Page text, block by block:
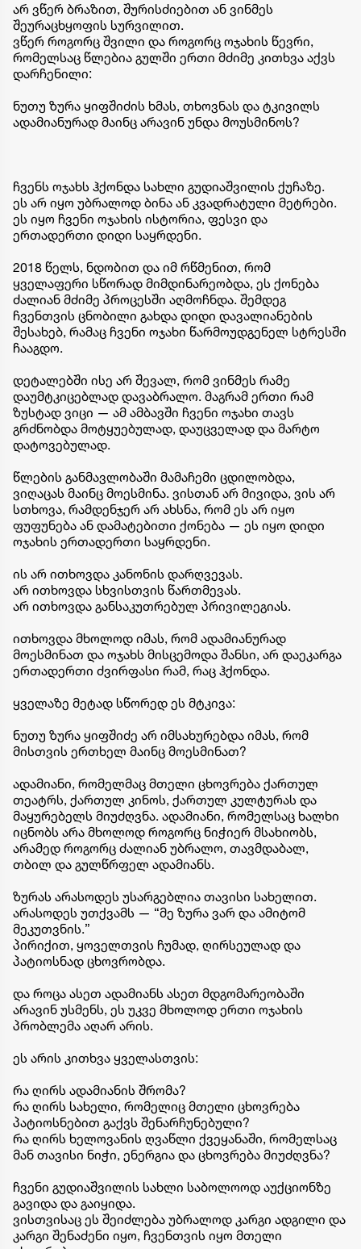
არ ვწერ ბრაზით, შურისძიებით ან ვინმეს
შეურაცხყოფის სურვილით.
ვწერ როგორც შვილი და როგორც ოჯახის წევრი,
რომელსაც წლებია გულში ერთი მძიმე კითხვა აქვს
დარჩენილი:
ნუთუ ზურა ყიფშიძის ხმას, თხოვნას და ტკივილს
ადამიანურად მაინც არავინ უნდა მოუსმინოს?
ჩვენს ოჯახს ჰქონდა სახლი გუდიაშვილის ქუჩაზე.
ეს არ იყო უბრალოდ ბინა ან კვადრატული მეტრები.
ეს იყო ჩვენი ოჯახის ისტორია, ფესვი და
ერთადერთი დიდი საყრდენი.
2018 წელს, ნდობით და იმ რწმენით, რომ
ყველაფერი სწორად მიმდინარეობდა, ეს ქონება
ძალიან მძიმე პროცესში აღმოჩნდა. შემდეგ
ჩვენთვის ცნობილი გახდა დიდი დავალიანების
შესახებ, რამაც ჩვენი ოჯახი წარმოუდგენელ სტრესში
ჩააგდო.
დეტალებში ისე არ შევალ, რომ ვინმეს რამე
დაუმტკიცებლად დავაბრალო. მაგრამ ერთი რამ
ზუსტად ვიცი — ამ ამბავში ჩვენი ოჯახი თავს
გრძნობდა მოტყუებულად, დაუცველად და მარტო
დატოვებულად.
წლების განმავლობაში მამაჩემი ცდილობდა,
ვიღაცას მაინც მოესმინა. ვისთან არ მივიდა, ვის არ
სთხოვა, რამდენჯერ არ ახსნა, რომ ეს არ იყო
ფუფუნება ან დამატებითი ქონება — ეს იყო დიდი
ოჯახის ერთადერთი საყრდენი.
ის არ ითხოვდა კანონის დარღვევას.
არ ითხოვდა სხვისთვის წართმევას.
არ ითხოვდა განსაკუთრებულ პრივილეგიას.
ითხოვდა მხოლოდ იმას, რომ ადამიანურად
მოესმინათ და ოჯახს მისცემოდა შანსი, არ დაეკარგა
ერთადერთი ძვირფასი რამ, რაც ჰქონდა.
ყველაზე მეტად სწორედ ეს მტკივა:
ნუთუ ზურა ყიფშიძე არ იმსახურებდა იმას, რომ
მისთვის ერთხელ მაინც მოესმინათ?
ადამიანი, რომელმაც მთელი ცხოვრება ქართულ
თეატრს, ქართულ კინოს, ქართულ კულტურას და
მაყურებელს მიუძღვნა. ადამიანი, რომელსაც ხალხი
იცნობს არა მხოლოდ როგორც ნიჭიერ მსახიობს,
არამედ როგორც ძალიან უბრალო, თავმდაბალ,
თბილ და გულწრფელ ადამიანს.
ზურას არასოდეს უსარგებლია თავისი სახელით.
არასოდეს უთქვამს — “მე ზურა ვარ და ამიტომ
მეკუთვნის.”
პირიქით, ყოველთვის ჩუმად, ღირსეულად და
პატიოსნად ცხოვრობდა.
და როცა ასეთ ადამიანს ასეთ მდგომარეობაში
არავინ უსმენს, ეს უკვე მხოლოდ ერთი ოჯახის
პრობლემა აღარ არის.
ეს არის კითხვა ყველასთვის:
რა ღირს ადამიანის შრომა?
რა ღირს სახელი, რომელიც მთელი ცხოვრება
პატიოსნებით გაქვს შენარჩუნებული?
რა ღირს ხელოვანის ღვაწლი ქვეყანაში, რომელსაც
მან თავისი ნიჭი, ენერგია და ცხოვრება მიუძღვნა?
ჩვენი გუდიაშვილის სახლი საბოლოოდ აუქციონზე
გავიდა და გაიყიდა.
ვისთვისაც ეს შეიძლება უბრალოდ კარგი ადგილი და
კარგი შენაძენი იყო, ჩვენთვის იყო მთელი